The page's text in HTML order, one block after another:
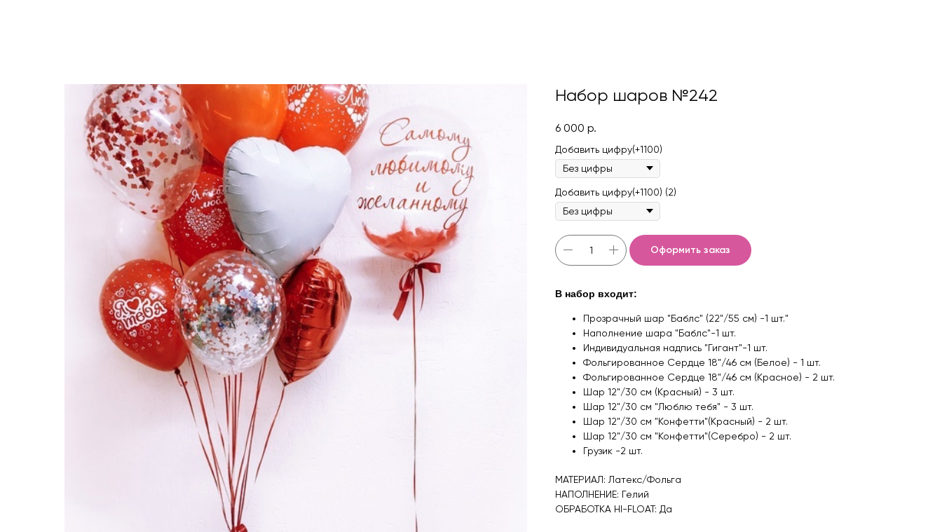
Набор шаров №242
6 000 р.
Добавить цифру(+1100)
Добавить цифру(+1100) (2)
Оформить заказ
В набор входит:
Прозрачный шар "Баблс" (22"/55 см) -1 шт."
Наполнение шара "Баблс"-1 шт.
Индивидуальная надпись "Гигант"-1 шт.
Фольгированное Сердце 18"/46 см (Белое) - 1 шт.
Фольгированное Сердце 18"/46 см (Красное) - 2 шт.
Шар 12"/30 см (Красный) - 3 шт.
Шар 12"/30 см "Люблю тебя" - 3 шт.
Шар 12"/30 см "Конфетти"(Красный) - 2 шт.
Шар 12"/30 см "Конфетти"(Серебро) - 2 шт.
Грузик -2 шт.
МАТЕРИАЛ: Латекс/Фольга
НАПОЛНЕНИЕ: Гелий
ОБРАБОТКА HI-FLOAT: Да